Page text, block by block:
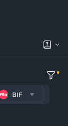
BIF